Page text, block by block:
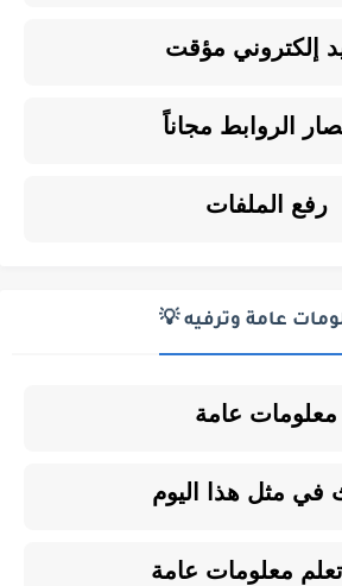
إلكتروني مؤقت
الروابط مجاناً
رفع الملفات
عامة وترفيه 💡
معلومات عامة
في مثل هذا اليوم
معلومات عامة